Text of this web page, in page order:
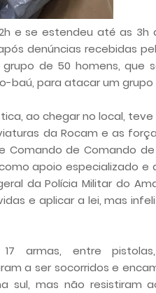
e se estendeu até as 3h
denúncias recebidas
de 50 homens, que
baú, para atacar um grupo
ao chegar no local,
da Rocam e as
Comando de Comando
apoio especializado e
da Polícia Militar do
e aplicar a lei, mas
armas, entre
a ser socorridos e
sul, mas não resistiram